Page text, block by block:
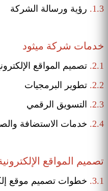
1.3. رؤية ورسالة الشركة
خدمات شركة ميثود
2.1. تصميم المواقع
2.2. تطوير البرمجيات
2.3. التسويق الرقمي
2.4.
خدمات الاستضافة
تصميم المواقع
3.1. خطوات تصميم موقع